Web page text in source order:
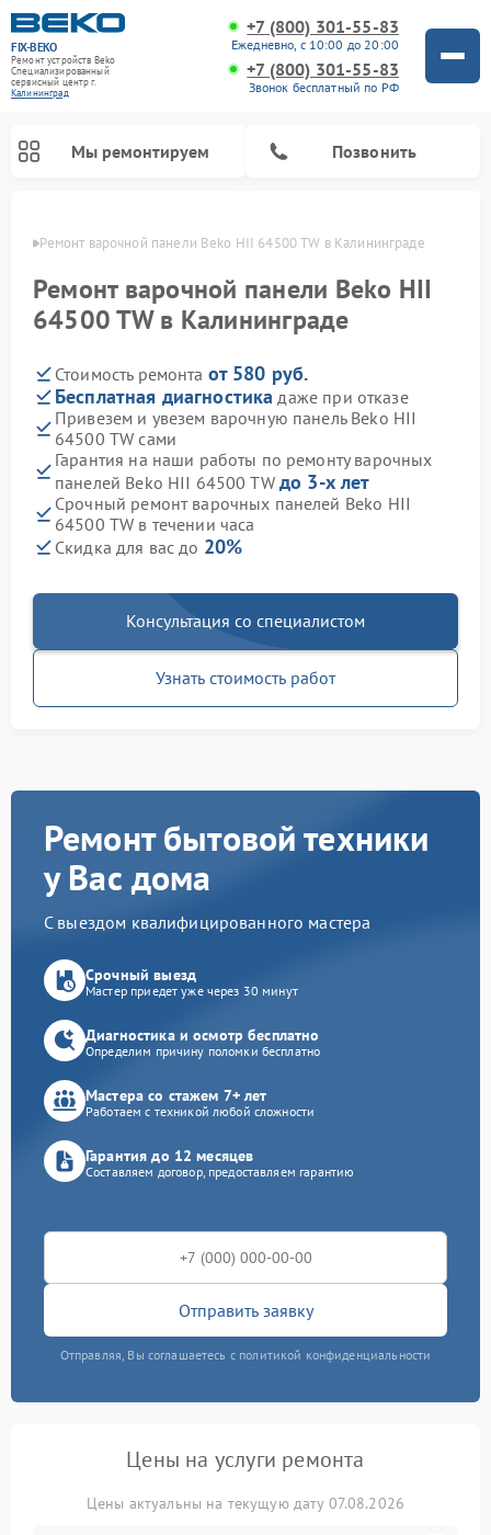
FIX-BEKO
Ремонт устройств Beko
Специализированный
cервисный центр г.
Калининград
+7 (800) 301-55-83
Ежедневно, с 10:00 до 20:00
+7 (800) 301-55-83
Звонок бесплатный по РФ
Мы ремонтируем Позвонить
Ремонт варочной панели Beko HII 64500 TW в Калининграде
Ремонт варочной панели Beko HII
64500 TW в Калининграде
Стоимость ремонта от 580 руб.
Бесплатная диагностика даже при отказе
Привезем и увезем варочную панель Beko HII
64500 TW сами
Гарантия на наши работы по ремонту варочных
панелей Beko HII 64500 TW до 3-х лет
Срочный ремонт варочных панелей Beko HII
64500 TW в течении часа
Скидка для вас до 20%
Консультация со специалистом
Узнать стоимость работ
Ремонт бытовой техники
у Вас дома
С выездом квалифицированного мастера
Срочный выезд
Мастер приедет уже через 30 минут
Диагностика и осмотр бесплатно
Определим причину поломки бесплатно
Мастера со стажем 7+ лет
Работаем с техникой любой сложности
Гарантия до 12 месяцев
Составляем договор, предоставляем гарантию
Отправить заявку
Отправляя, Вы соглашаетесь с политикой конфиденциальности
Цены на услуги ремонта
Цены актуальны на текущую дату 07.08.2026